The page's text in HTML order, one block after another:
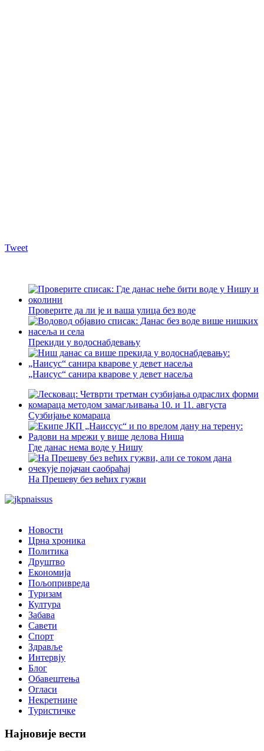
Tweet
Проверите да ли је и ваша улица без воде
Прекиди у водоснабдевању
„Наисус“ санира кварове у девет насеља
Сузбијање комараца
Где данас нема воде у Нишу
На Прешеву без већих гужви
Новости
Црна хроника
Политика
Друштво
Економија
Пољопривреда
Туризам
Култура
Забава
Савети
Спорт
Здравље
Интервју
Блог
Обавештења
Огласи
Некретнине
Туристичке
Најновије вести